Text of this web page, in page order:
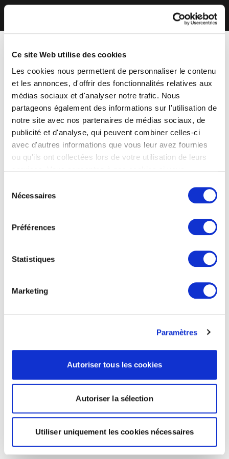
Ce site Web utilise des cookies
Les cookies nous permettent de personnaliser le contenu
et les annonces, d'offrir des fonctionnalités relatives aux
médias sociaux et d'analyser notre trafic. Nous
partageons également des informations sur l'utilisation de
notre site avec nos partenaires de médias sociaux, de
publicité et d'analyse, qui peuvent combiner celles-ci
avec d'autres informations que vous leur avez fournies
ou qu'ils ont collectées lors de votre utilisation de leurs
Nécessaires
Préférences
Statistiques
Marketing
Paramètres
Autoriser tous les cookies
Autoriser la sélection
Utiliser uniquement les cookies nécessaires